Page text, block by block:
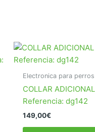
Electronica para perros
COLLAR
Referencia: dg142
149,00€